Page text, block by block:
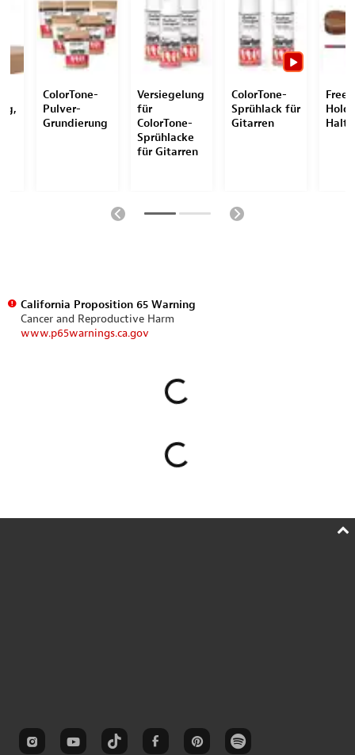
ColorTone-
Pulver-
Grundierung
Versiegelung
für
ColorTone-
Sprühlacke
für Gitarren
ColorTone-
Sprühlack für
Gitarren
California Proposition 65 Warning
Cancer and Reproductive Harm
www.p65warnings.ca.gov